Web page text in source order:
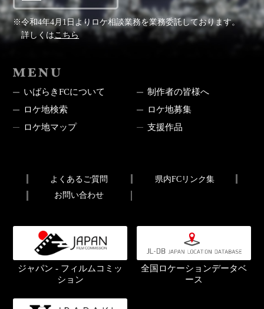
※令和4年4月1日よりロケ相談業務を業務委託しております。
詳しくはこちら
いばらきFCについて
制作者の皆様へ
ロケ地検索
ロケ地募集
ロケ地マップ
支援作品
よくあるご質問
県内FCリンク集
お問い合わせ
ジャパン - フィルムコミッ
ション
全国ロケーションデータベ
ース